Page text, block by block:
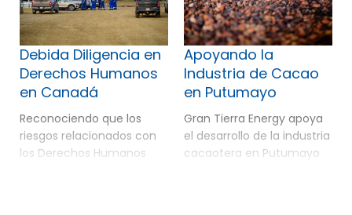
Debida Diligencia en
Derechos Humanos
en Canadá
Reconociendo que los
riesgos relacionados con
los Derechos Humanos
Apoyando la
Industria de Cacao
en Putumayo
Gran Tierra Energy apoya
el desarrollo de la industria
cacaotera en Putumayo